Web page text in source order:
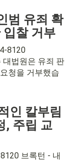
범 유죄 확
입찰 거부
8120
대법원은 유죄 판
청을 거부했습
인 칼부림
, 주립 교
브록턴 - 내